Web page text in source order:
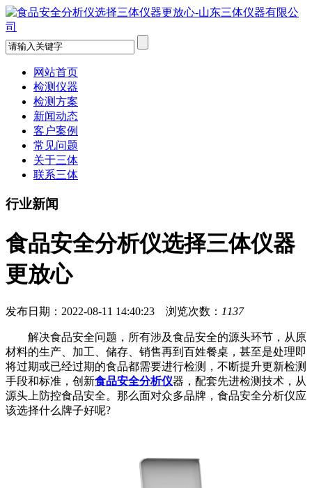
网站首页
检测仪器
检测方案
新闻动态
客户案例
常见问题
关于三体
联系三体
行业新闻
食品安全分析仪选择三体仪器
更放心
发布日期：2022-08-11 14:40:23 浏览次数： 1137
解决食品安全问题，所有涉及食品安全的源头环节，从原
材料的生产、加工、储存、销售再到百姓餐桌，甚至是处理即
将过期或已经过期的食品都需要进行检测，不断提升更新检测
手段和标准，创新食品安全分析仪器，配套先进检测技术，从
源头上防控食品安全。那么面对众多品牌，食品安全分析仪应
该选择什么牌子好呢?